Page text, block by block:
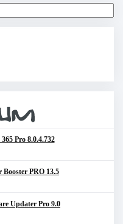
Pro 8.0.4.732
PRO 13.5
Updater Pro 9.0